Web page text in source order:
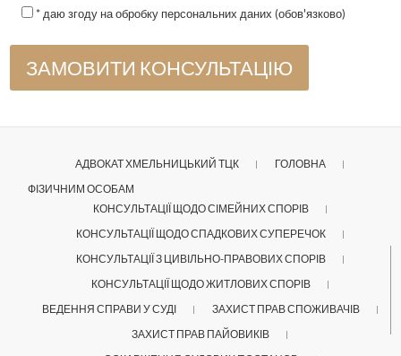
* даю згоду на обробку персональних даних (обов'язково)
АДВОКАТ ХМЕЛЬНИЦЬКИЙ ТЦК
ГОЛОВНА
ФІЗИЧНИМ ОСОБАМ
КОНСУЛЬТАЦІЇ ЩОДО СІМЕЙНИХ СПОРІВ
КОНСУЛЬТАЦІЇ ЩОДО СПАДКОВИХ СУПЕРЕЧОК
КОНСУЛЬТАЦІЇ З ЦИВІЛЬНО-ПРАВОВИХ СПОРІВ
КОНСУЛЬТАЦІЇ ЩОДО ЖИТЛОВИХ СПОРІВ
ВЕДЕННЯ СПРАВИ У СУДІ
ЗАХИСТ ПРАВ СПОЖИВАЧІВ
ЗАХИСТ ПРАВ ПАЙОВИКІВ